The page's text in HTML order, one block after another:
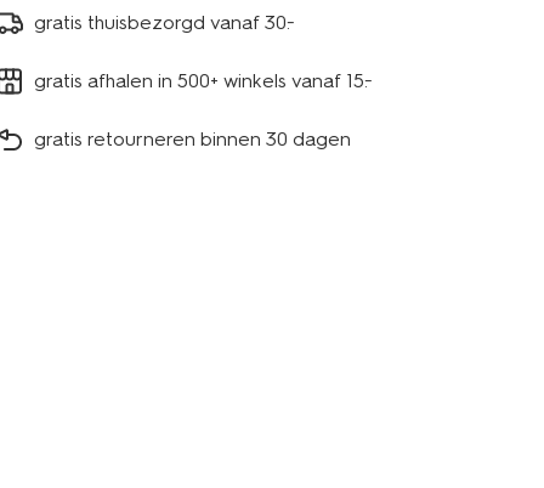
gratis thuisbezorgd vanaf 30.-
gratis afhalen in 500+ winkels vanaf 15.-
gratis retourneren binnen 30 dagen